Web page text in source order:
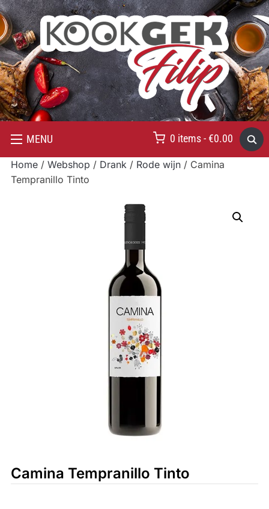
MENU 0 items - €0.00
Home/ Webshop / Drank/ Rode wijn/ Camina
Tempranillo Tinto
Camina Tempranillo Tinto